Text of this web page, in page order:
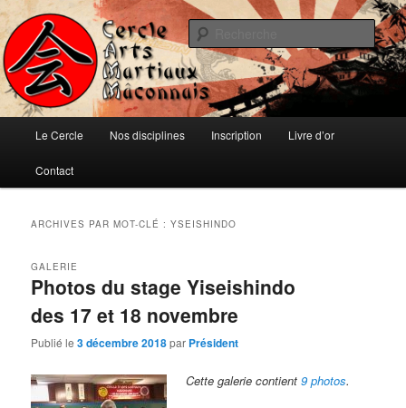
Aller
au
contenu
principal
Aller
au
contenu
secondaireCercle d'Arts Martiaux Mâconnais
Ju-jitsu, Ninjutsu, Aïki-jujutsu, Auto-défense et Qi-Gong
principal
Le Cercle Nos disciplines Inscription Livre d’or
Contact
ARCHIVES PAR MOT-CLÉ :YSEISHINDO
Photos du stage Yiseishindo
des 17 et 18 novembre
GALERIE
Publié le3 décembre 2018par Président
Cette galerie contient9 photos.